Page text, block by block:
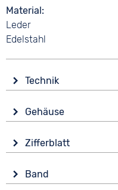
Material
Leder
Edelstahl
Technik
Automatik
Funktionen
Datumsanzeige
Wochentagsanzeige
Gehäuse
Mineralglas
Form
Rund
Zifferblatt
Analog
Band